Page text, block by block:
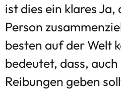
ist dies ein klares
Person
besten auf der Welt
bedeutet, dass, auch
Reibungen geben